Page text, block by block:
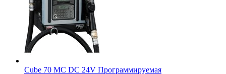
Cube 70 MC DC 24V Программируемая